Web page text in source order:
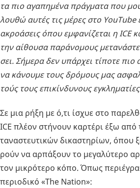
τα πιο αγα­πη­μέ­να πράγ­μα­τα που
λου­θώ αυτές τις μέρες στο YouTube
ακρο­ά­σεις όπου εμ­φα­νί­ζε­ται η ICE
την αί­θου­σα πα­ρά­νο­μους
σει. Σή­με­ρα δεν υπάρ­χει τί­πο­τε πιο
να κά­νου­με τους δρό­μους μας
τούς τους επι­κίν­δυ­νους
Σε μια ρήξη με ό,τι ίσχυε στο
ICE πλέον στή­νουν καρ­τέ­ρι έξω από
τα­να­στευ­τι­κών δι­κα­στη­ρί­ων, όπου
ρούν να αρ­πά­ξουν το με­γα­λύ­τε­ρο
τον μι­κρό­τε­ρο κόπο. Όπως
πε­ριο­δι­κό «The Nation»: